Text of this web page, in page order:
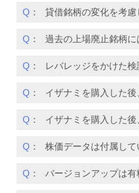
Q ： 貸借銘柄の変化を考
Q ： 過去の上場廃止銘柄
Q ： レバレッジをかけた
Q ： イザナミを購入した
Q ： イザナミを購入した
Q ： 株価データは付属し
Q ： バージョンアップは有